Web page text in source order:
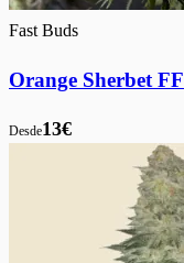
Fast Buds
Orange Sherbet FF
Desde13€